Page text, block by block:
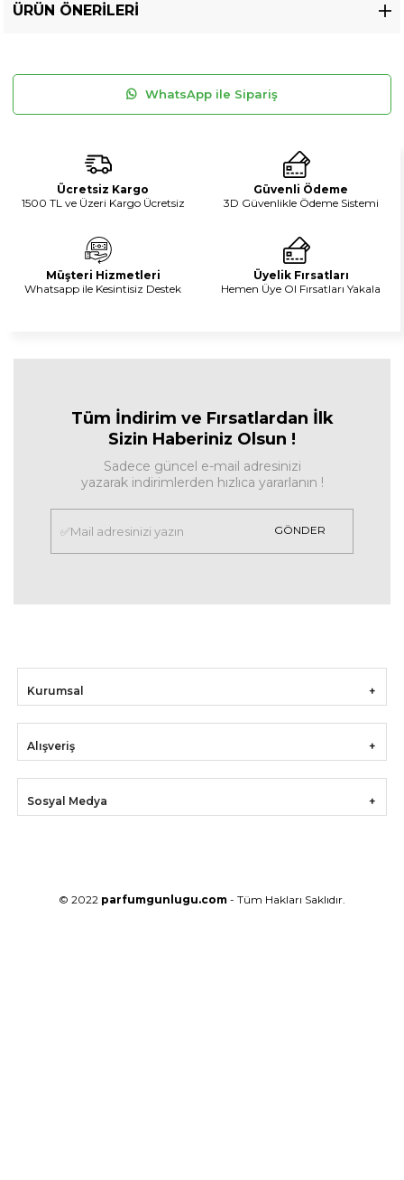
ÜRÜN ÖNERILERI
WhatsApp ile Sipariş
Ücretsiz Kargo
1500 TL ve Üzeri Kargo Ücretsiz
Güvenli Ödeme
3D Güvenlikle Ödeme Sistemi
Müşteri Hizmetleri
Whatsapp ile Kesintisiz Destek
Üyelik Fırsatları
Hemen Üye Ol Fırsatları Yakala
Tüm İndirim ve Fırsatlardan İlk
Sizin Haberiniz Olsun !
Sadece güncel e-mail adresinizi
yazarak indirimlerden hızlıca yararlanın !
GÖNDER
Kurumsal
Alışveriş
Sosyal Medya
© 2022 parfumgunlugu.com - Tüm Hakları Saklıdır.